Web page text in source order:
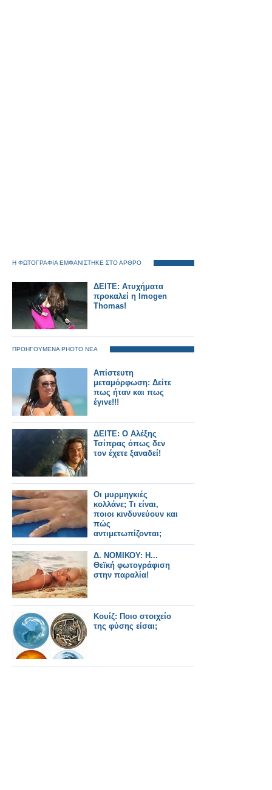
Η ΦΩΤΟΓΡΑΦΙΑ ΕΜΦΑΝΙΣΤΗΚΕ ΣΤΟ ΑΡΘΡΟ
ΔΕΙΤΕ: Ατυχήματα
προκαλεί η Imogen
Thomas!
ΠΡΟΗΓΟΥΜΕΝΑ PHOTO ΝΕΑ
Απίστευτη
μεταμόρφωση: Δείτε
πως ήταν και πως
έγινε!!!
ΔΕΙΤΕ: Ο Αλέξης
Τσίπρας όπως δεν
τον έχετε ξαναδεί!
Οι μυρμηγκιές
κολλάνε; Τι είναι,
ποιοι κινδυνεύουν και
πώς
αντιμετωπίζονται;
Δ. ΝΟΜΙΚΟΥ: Η...
Θεϊκή φωτογράφιση
στην παραλία!
Κουίζ: Ποιο στοιχείο
της φύσης είσαι;